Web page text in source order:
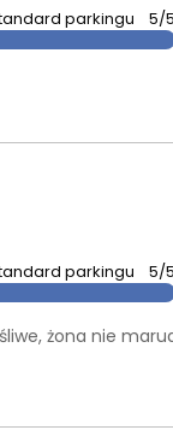
parkingu 5/5
parkingu 5/5
żona nie